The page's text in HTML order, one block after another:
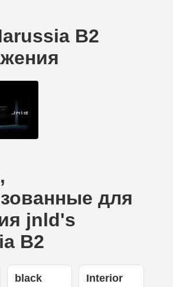
B2
для
jnld's
B2
black Interior